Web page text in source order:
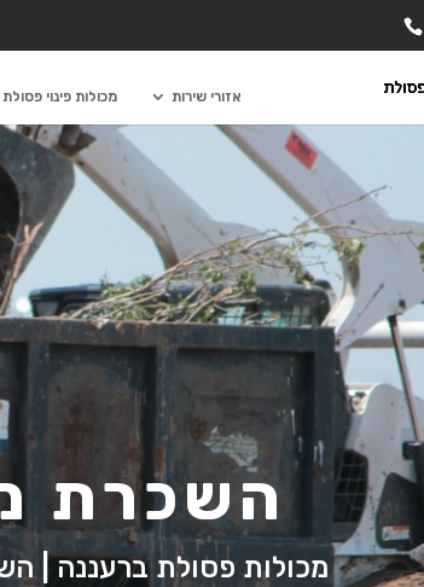
אזורי שירות מכולות פינוי פסולת
השכרת
מכולות פסולת ברעננה |